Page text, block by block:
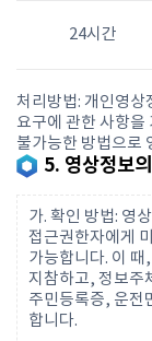
24시간
처리방법: 개인영상
요구에 관한 사항을
불가능한 방법으로
5. 영상정보
가. 확인 방법: 영
접근권한자에게
가능합니다. 이 때
지참하고, 정보주
주민등록증, 운전
합니다.